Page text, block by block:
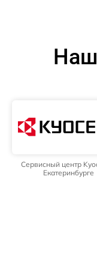
Сервисный центр
Екатеринбурге